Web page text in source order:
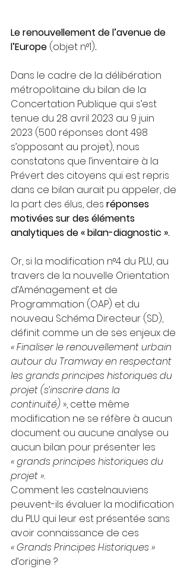
Le renouvellement de l’avenue de
l’Europe (objet n°1).
Dans le cadre de la délibération
métropolitaine du bilan de la
Concertation Publique qui s’est
tenue du 28 avril 2023 au 9 juin
2023 (500 réponses dont 498
s’opposant au projet), nous
constatons que l’inventaire à la
Prévert des citoyens qui est repris
dans ce bilan aurait pu appeler, de
la part des élus, des réponses
motivées sur des éléments
analytiques de « bilan-diagnostic ».
Or, si la modification n°4 du PLU, au
travers de la nouvelle Orientation
d’Aménagement et de
Programmation (OAP) et du
nouveau Schéma Directeur (SD),
définit comme un de ses enjeux de
« Finaliser le renouvellement urbain
autour du Tramway en respectant
les grands principes historiques du
projet (s’inscrire dans la
continuité) », cette même
modification ne se réfère à aucun
document ou aucune analyse ou
aucun bilan pour présenter les
« grands principes historiques du
projet ».
Comment les castelnauviens
peuvent-ils évaluer la modification
du PLU qui leur est présentée sans
avoir connaissance de ces
« Grands Principes Historiques »
d’origine ?